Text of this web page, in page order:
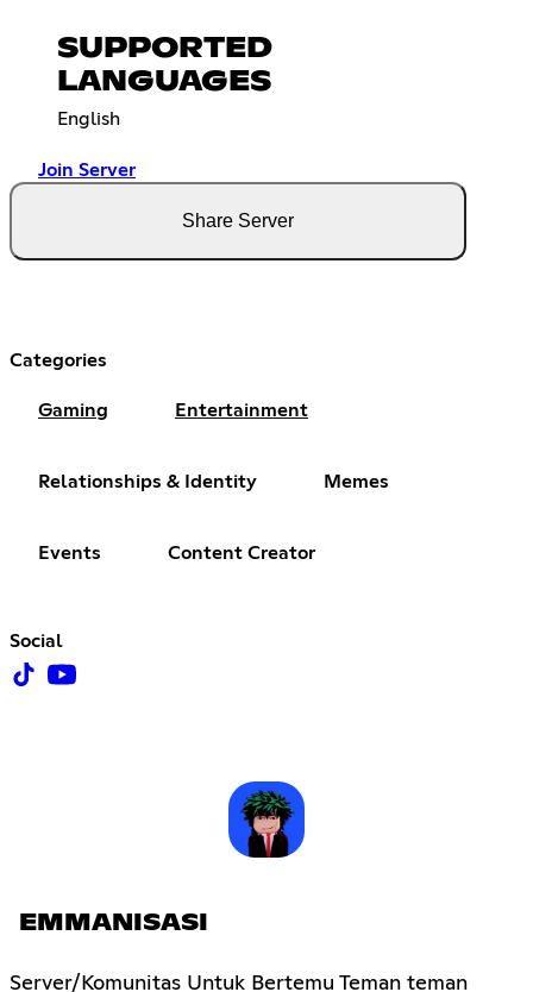
SUPPORTED
LANGUAGES
English
Join Server
Share Server
Categories
Gaming Entertainment
Relationships & Identity Memes
Events Content Creator
Social
EMMANISASI
Server/Komunitas Untuk Bertemu Teman teman